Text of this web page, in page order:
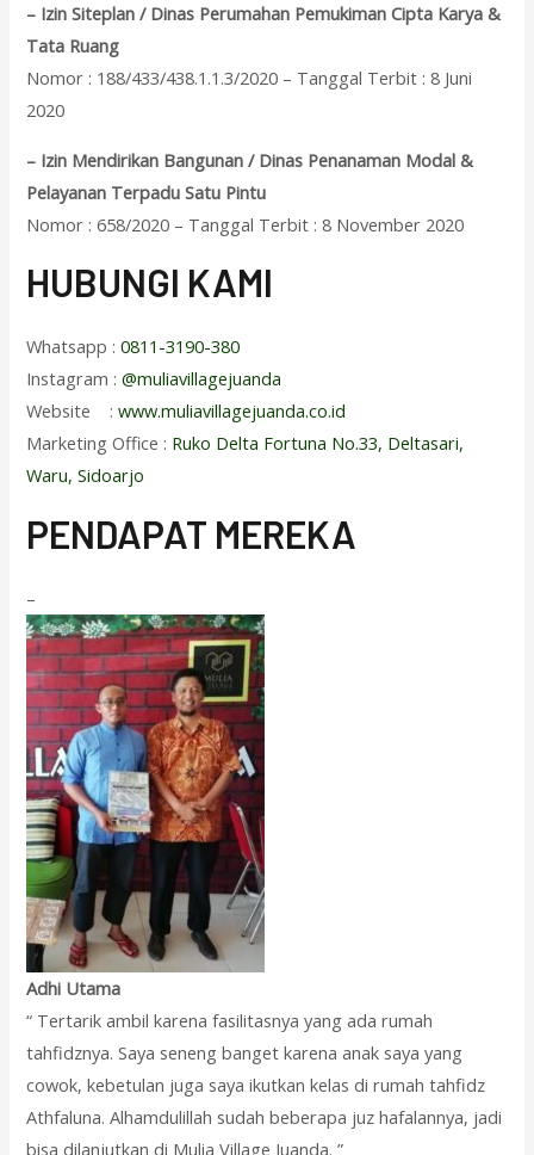
– Izin Siteplan / Dinas Perumahan Pemukiman Cipta Karya &
Tata Ruang
Nomor : 188/433/438.1.1.3/2020 – Tanggal Terbit : 8 Juni
2020
– Izin Mendirikan Bangunan / Dinas Penanaman Modal &
Pelayanan Terpadu Satu Pintu
Nomor : 658/2020 – Tanggal Terbit : 8 November 2020
HUBUNGI KAMI
Whatsapp :0811-3190-380
Instagram :@muliavillagejuanda
Website :www.muliavillagejuanda.co.id
Marketing Office : Ruko Delta Fortuna No.33, Deltasari,
Waru, Sidoarjo
PENDAPAT MEREKA
–
Adhi Utama
“ Tertarik ambil karena fasilitasnya yang ada rumah
tahfidznya. Saya seneng banget karena anak saya yang
cowok, kebetulan juga saya ikutkan kelas di rumah tahfidz
Athfaluna. Alhamdulillah sudah beberapa juz hafalannya, jadi
bisa dilanjutkan di Mulia Village Juanda. ”